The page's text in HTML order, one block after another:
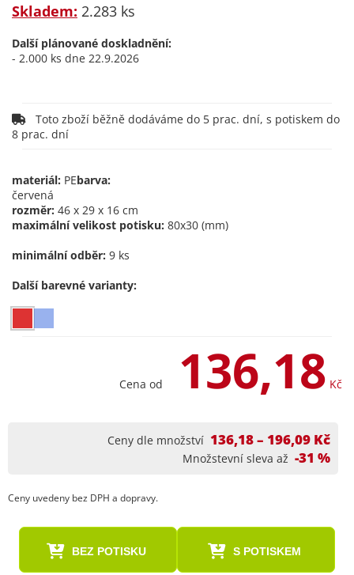
Skladem: 2.283 ks
Další plánované doskladnění:
- 2.000 ks dne 22.9.2026
Toto zboží běžně dodáváme do 5 prac. dní, s potiskem do
8 prac. dní
materiál: PEbarva:
červená
rozměr: 46 x 29 x 16 cm
maximální velikost potisku: 80x30 (mm)
minimální odběr: 9 ks
Další barevné varianty:
Cena od 136,18 Kč
Ceny dle množství 136,18 – 196,09 Kč
Množstevní sleva až -31 %
Ceny uvedeny bez DPH a dopravy.
BEZ POTISKU S POTISKEM